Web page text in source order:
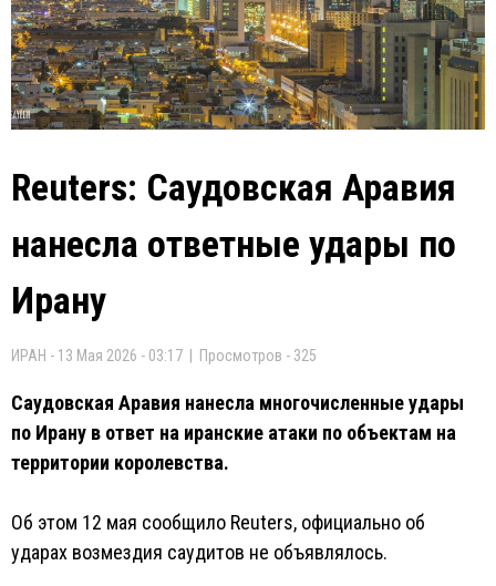
Reuters: Саудовская Аравия
нанесла ответные удары по
Ирану
ИРАН - 13 Мая 2026 - 03:17 | Просмотров - 325
Саудовская Аравия нанесла многочисленные удары
по Ирану в ответ на иранские атаки по объектам на
территории королевства.
Об этом 12 мая сообщило Reuters, официально об
ударах возмездия саудитов не объявлялось.